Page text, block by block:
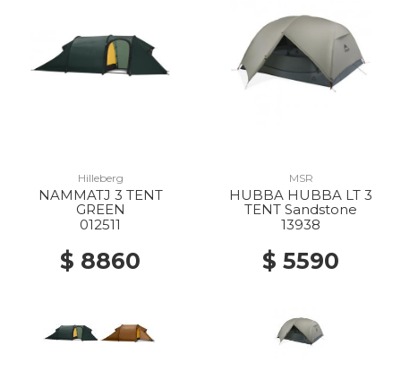
Hilleberg
NAMMATJ 3 TENT
GREEN
012511
$ 8860
MSR
HUBBA HUBBA LT 3
TENT Sandstone
13938
$ 5590